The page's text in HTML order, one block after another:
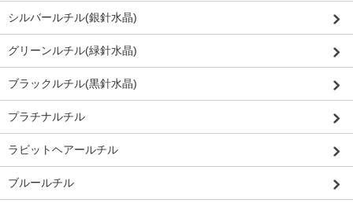
シルバールチル(銀針水晶)
グリーンルチル(緑針水晶)
ブラックルチル(黒針水晶)
プラチナルチル
ラビットヘアールチル
ブルールチル